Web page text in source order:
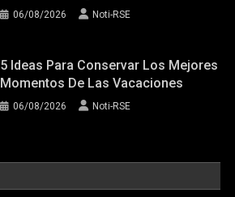
06/08/2026 Noti-RSE
5 Ideas Para Conservar Los Mejores
Momentos De Las Vacaciones
06/08/2026 Noti-RSE